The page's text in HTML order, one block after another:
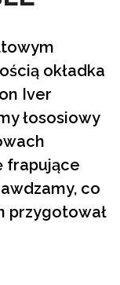
okładka
Iver
łososiowy
frapujące
co
przygotował